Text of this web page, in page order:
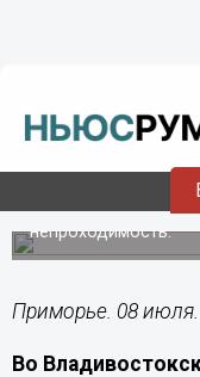
08.07.202604:00
Во
пациентку с
Желчный камень
непроходимость.
Приморье. 08
Во